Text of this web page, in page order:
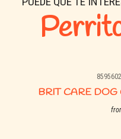
BRIT CARE